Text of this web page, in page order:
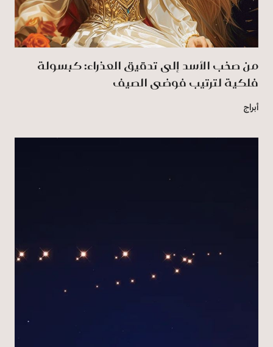
من صخب الأسد إلى تدقيق العذراء: كبسولة
فلكية لترتيب فوضى الصيف
أبراج